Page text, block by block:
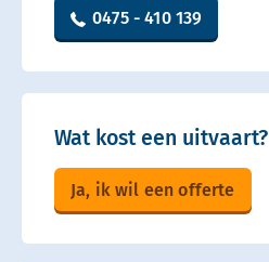
0475 - 410 139
Wat kost een uitvaart?
Ja, ik wil een offerte